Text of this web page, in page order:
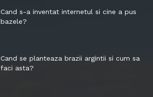
Cand s-a inventat internetul si cine a pus
bazele?
Cand se planteaza brazii argintii si cum sa
faci asta?